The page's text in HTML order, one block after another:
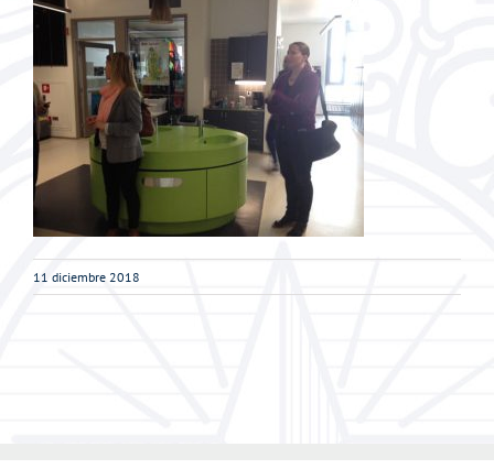
11 diciembre 2018